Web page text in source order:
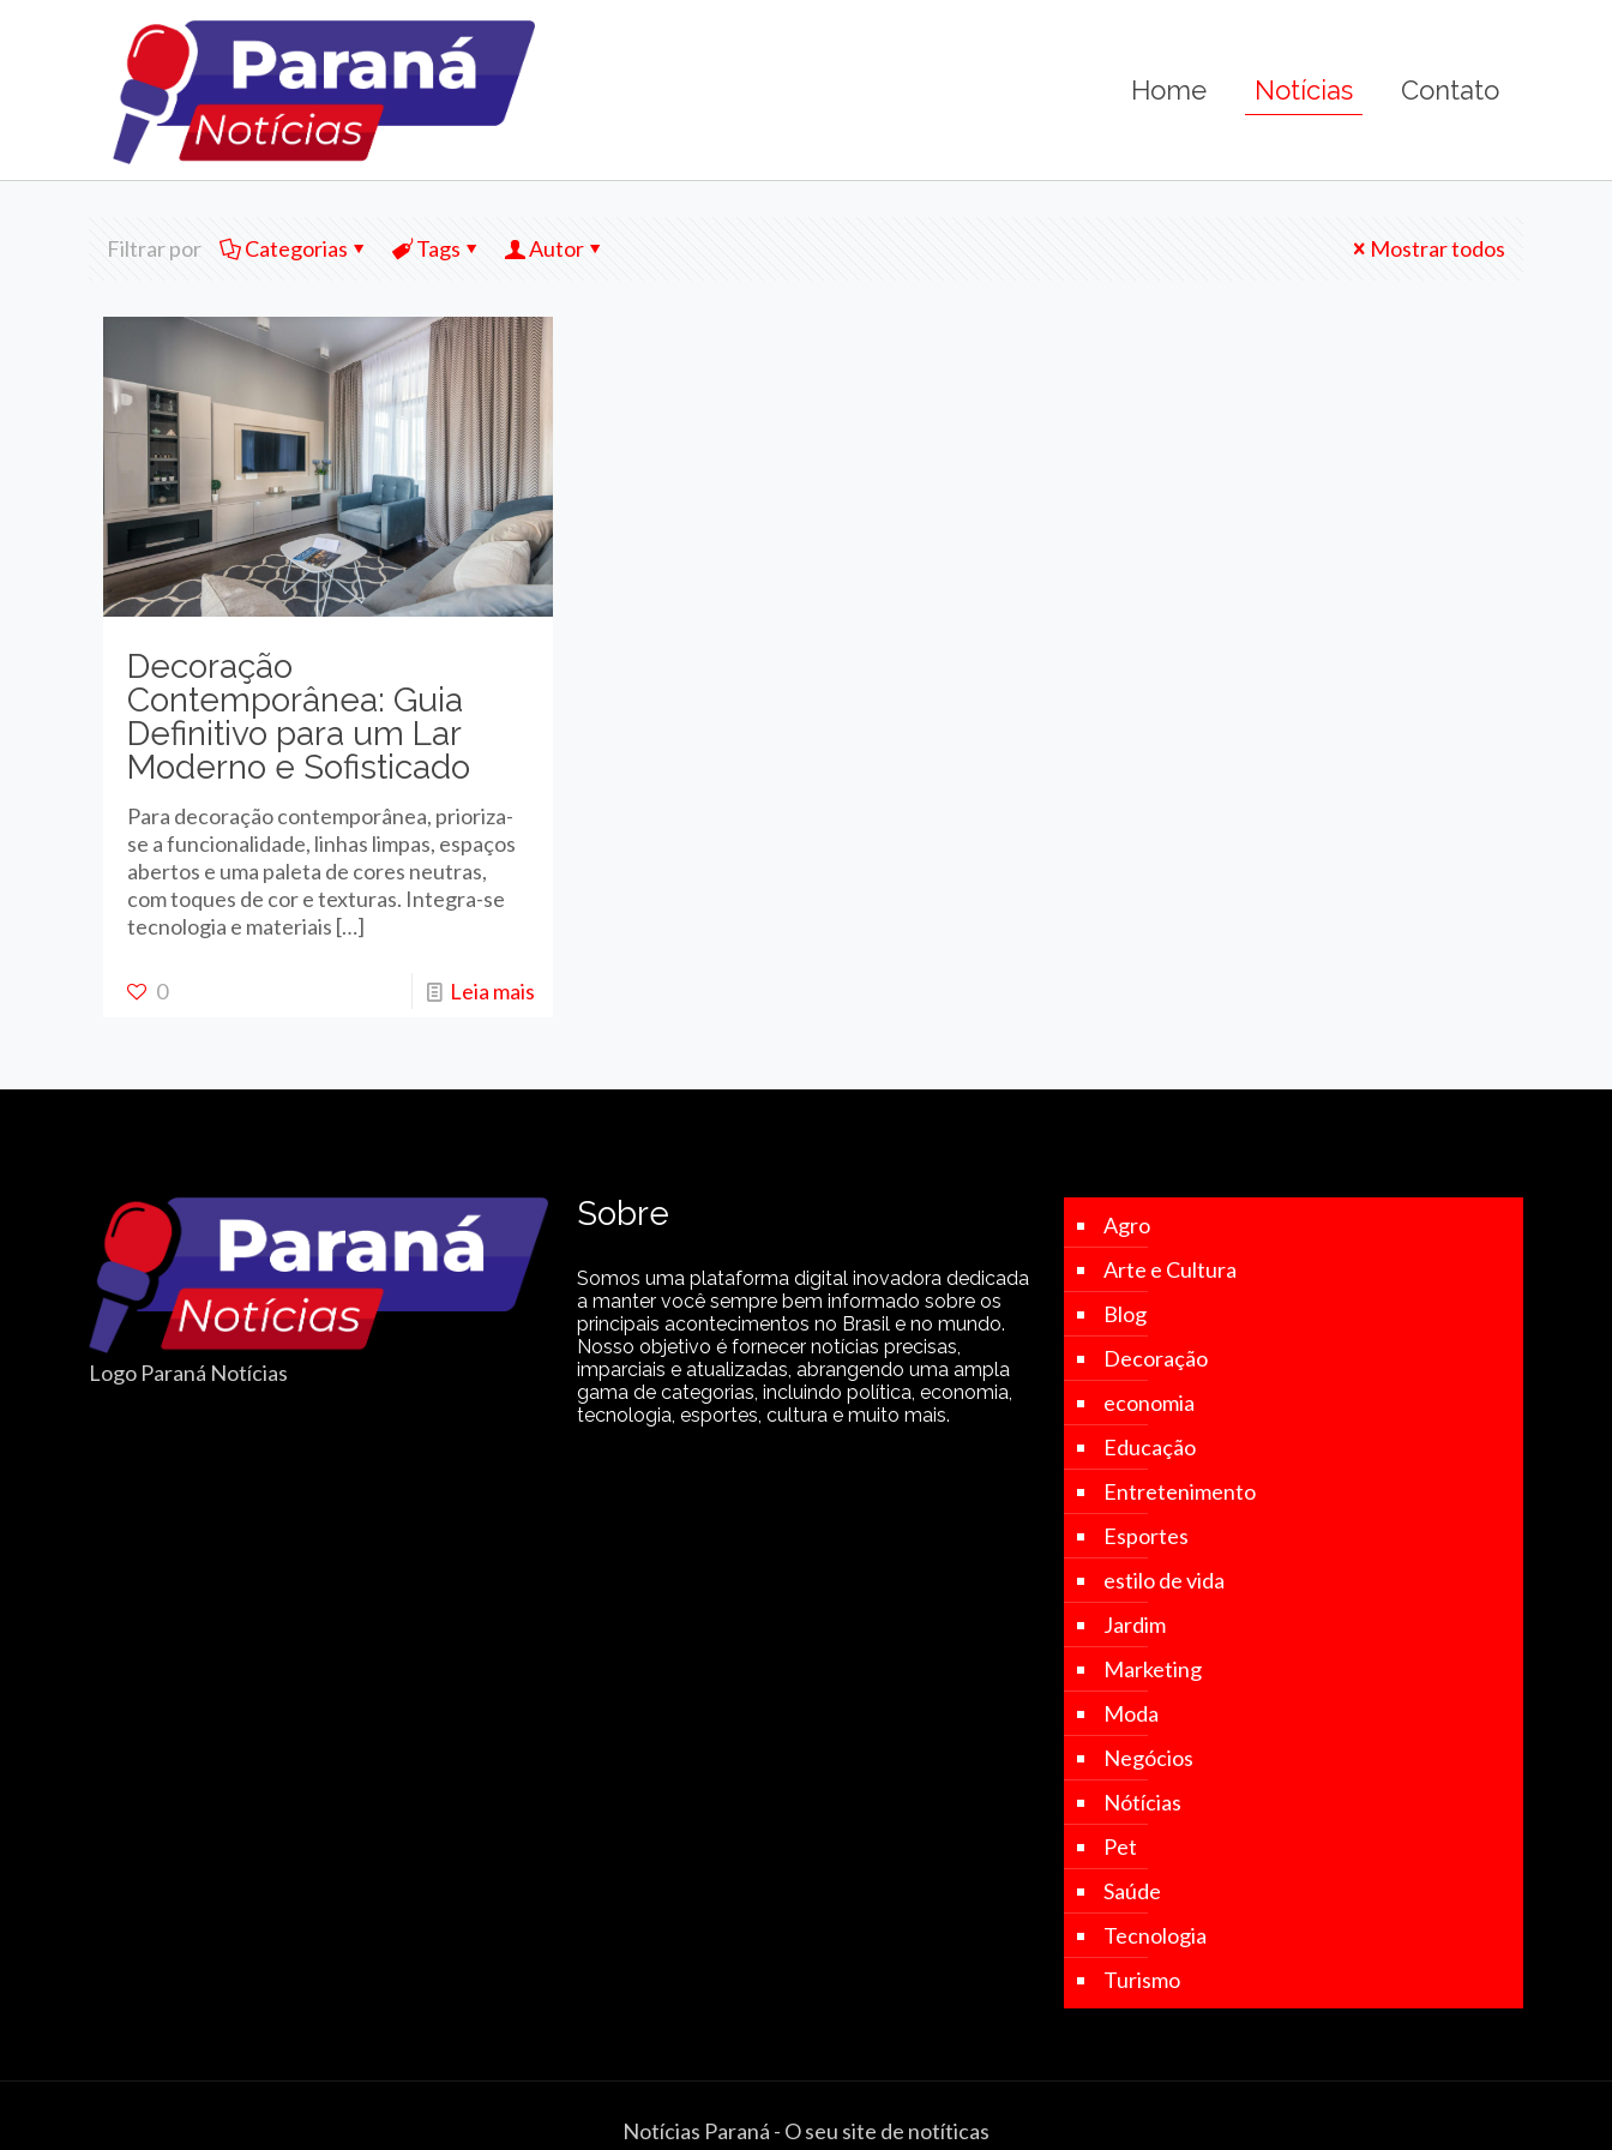
Home Notícias Contato
Filtrar por Categorias Tags Autor Mostrar todos
Decoração
Contemporânea: Guia
Definitivo para um Lar
Moderno e Sofisticado
Para decoração contemporânea, prioriza-
se a funcionalidade, linhas limpas, espaços
abertos e uma paleta de cores neutras,
com toques de cor e texturas. Integra-se
tecnologia e materiais […]
0 Leia mais
Logo Paraná Notícias
Sobre
Somos uma plataforma digital inovadora dedicada
a manter você sempre bem informado sobre os
principais acontecimentos no Brasil e no mundo.
Nosso objetivo é fornecer notícias precisas,
imparciais e atualizadas, abrangendo uma ampla
gama de categorias, incluindo política, economia,
tecnologia, esportes, cultura e muito mais.
Agro
Arte e Cultura
Blog
Decoração
economia
Educação
Entretenimento
Esportes
estilo de vida
Jardim
Marketing
Moda
Negócios
Nótícias
Pet
Saúde
Tecnologia
Turismo
Notícias Paraná - O seu site de notíticas